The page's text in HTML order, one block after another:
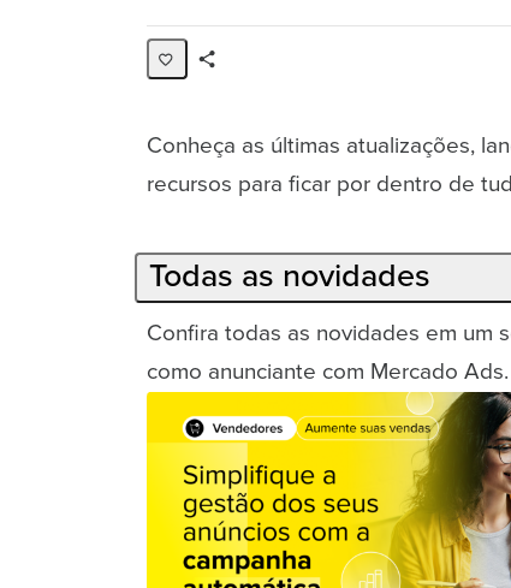
Conheça as últimas atualizações,
recursos para ficar por dentro de
Todas as novidades
Confira todas as novidades em um
como anunciante com Mercado Ads.